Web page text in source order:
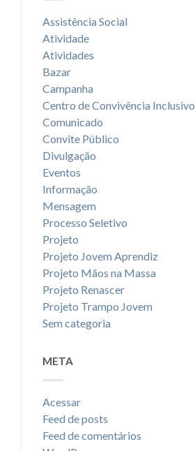
Assistência Social
Atividade
Atividades
Bazar
Campanha
Centro de Convivência Inclusivo
Comunicado
Convite Público
Divulgação
Eventos
Informação
Mensagem
Processo Seletivo
Projeto
Projeto Jovem Aprendiz
Projeto Mãos na Massa
Projeto Renascer
Projeto Trampo Jovem
Sem categoria
META
Acessar
Feed de posts
Feed de comentários